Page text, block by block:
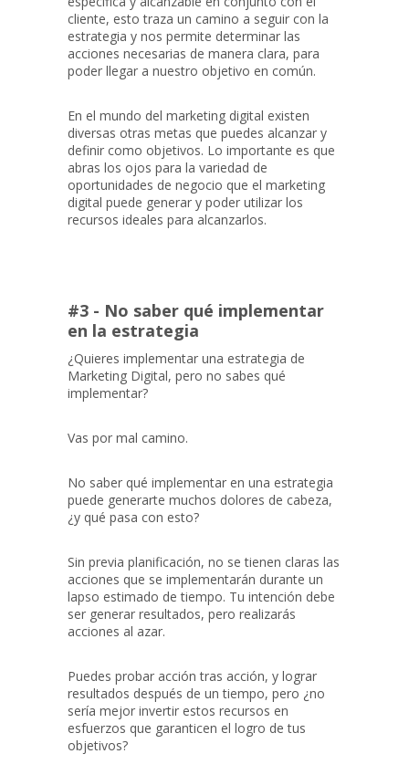
cliente, esto traza un camino a seguir con la
estrategia y nos permite determinar las
acciones necesarias de manera clara, para
poder llegar a nuestro objetivo en común.
En el mundo del marketing digital existen
diversas otras metas que puedes alcanzar y
definir como objetivos. Lo importante es que
abras los ojos para la variedad de
oportunidades de negocio que el marketing
digital puede generar y poder utilizar los
recursos ideales para alcanzarlos.‍
#3 - No saber qué implementar
en la estrategia
¿Quieres implementar una estrategia de
Marketing Digital, pero no sabes qué
implementar?
Vas por mal camino.
No saber qué implementar en una estrategia
puede generarte muchos dolores de cabeza,
¿y qué pasa con esto?
Sin previa planificación, no se tienen claras las
acciones que se implementarán durante un
lapso estimado de tiempo. Tu intención debe
ser generar resultados, pero realizarás
acciones al azar.
Puedes probar acción tras acción, y lograr
resultados después de un tiempo, pero ¿no
sería mejor invertir estos recursos en
esfuerzos que garanticen el logro de tus
objetivos?